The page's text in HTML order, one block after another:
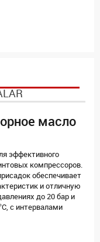
масло
эффективного
компрессоров.
обеспечивает
и отличную
до 20 бар и
с интервалами